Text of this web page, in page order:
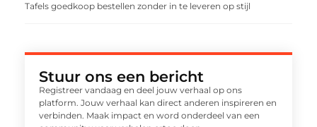
Tafels goedkoop bestellen zonder in te leveren op stijl
Stuur ons een bericht
Registreer vandaag en deel jouw verhaal op ons
platform. Jouw verhaal kan direct anderen inspireren en
verbinden. Maak impact en word onderdeel van een